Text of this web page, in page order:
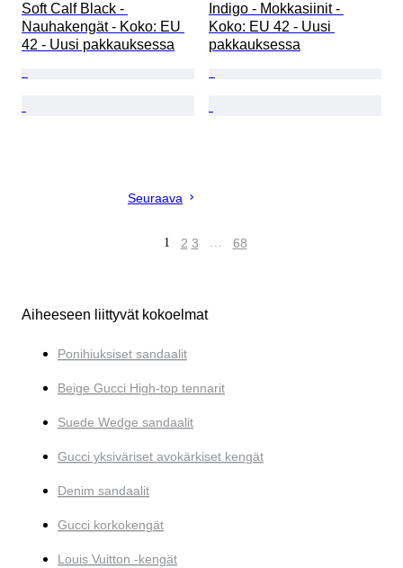
Soft Calf Black -
Nauhakengät - Koko: EU
42 - Uusi pakkauksessa
Indigo - Mokkasiinit -
Koko: EU 42 - Uusi
pakkauksessa
Seuraava
1 2 3 … 68
Aiheeseen liittyvät kokoelmat
Ponihiuksiset sandaalit
Beige Gucci High-top tennarit
Suede Wedge sandaalit
Gucci yksiväriset avokärkiset kengät
Denim sandaalit
Gucci korkokengät
Louis Vuitton -kengät